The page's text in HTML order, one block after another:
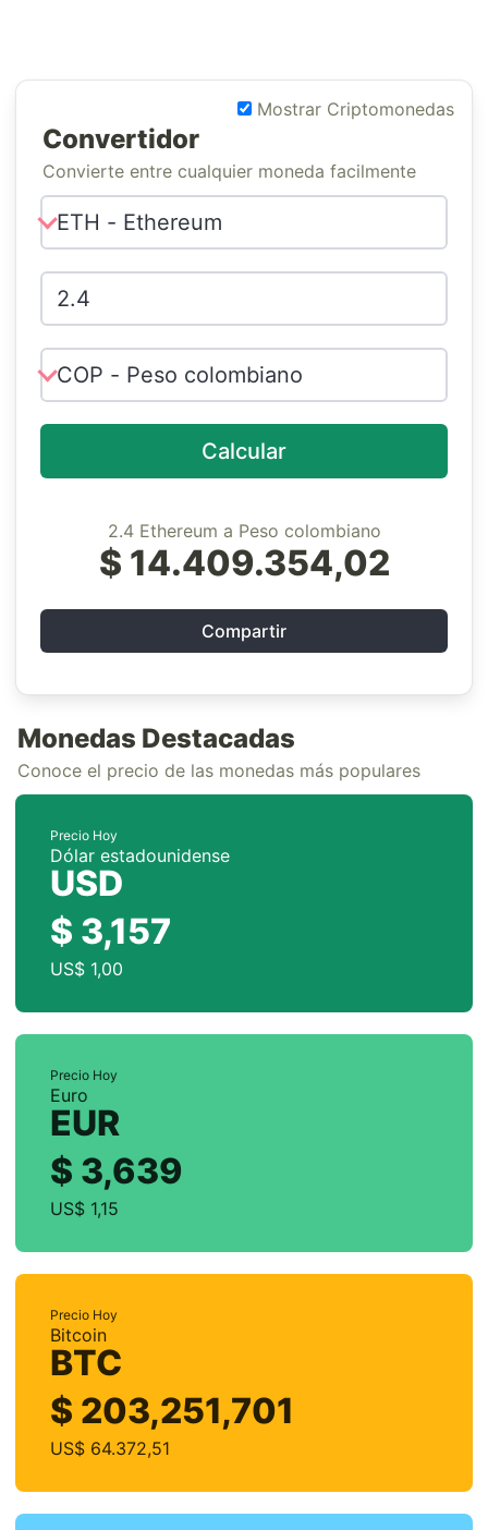
Mostrar Criptomonedas
Convertidor
Convierte entre cualquier moneda facilmente
Calcular
2.4 Ethereum a Peso colombiano
$ 14.409.354,02
Compartir
Monedas Destacadas
Conoce el precio de las monedas más populares
Precio Hoy
Dólar estadounidense
USD
$ 3,157
US$ 1,00
Precio Hoy
Euro
EUR
$ 3,639
US$ 1,15
Precio Hoy
Bitcoin
BTC
$ 203,251,701
US$ 64.372,51